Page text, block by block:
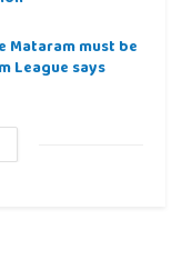
Mataram must be
League says